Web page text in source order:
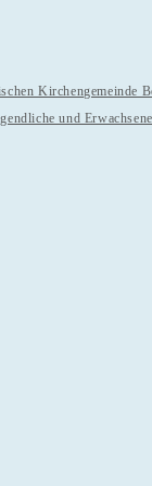
Kirchengemeinde
und Erwachsene